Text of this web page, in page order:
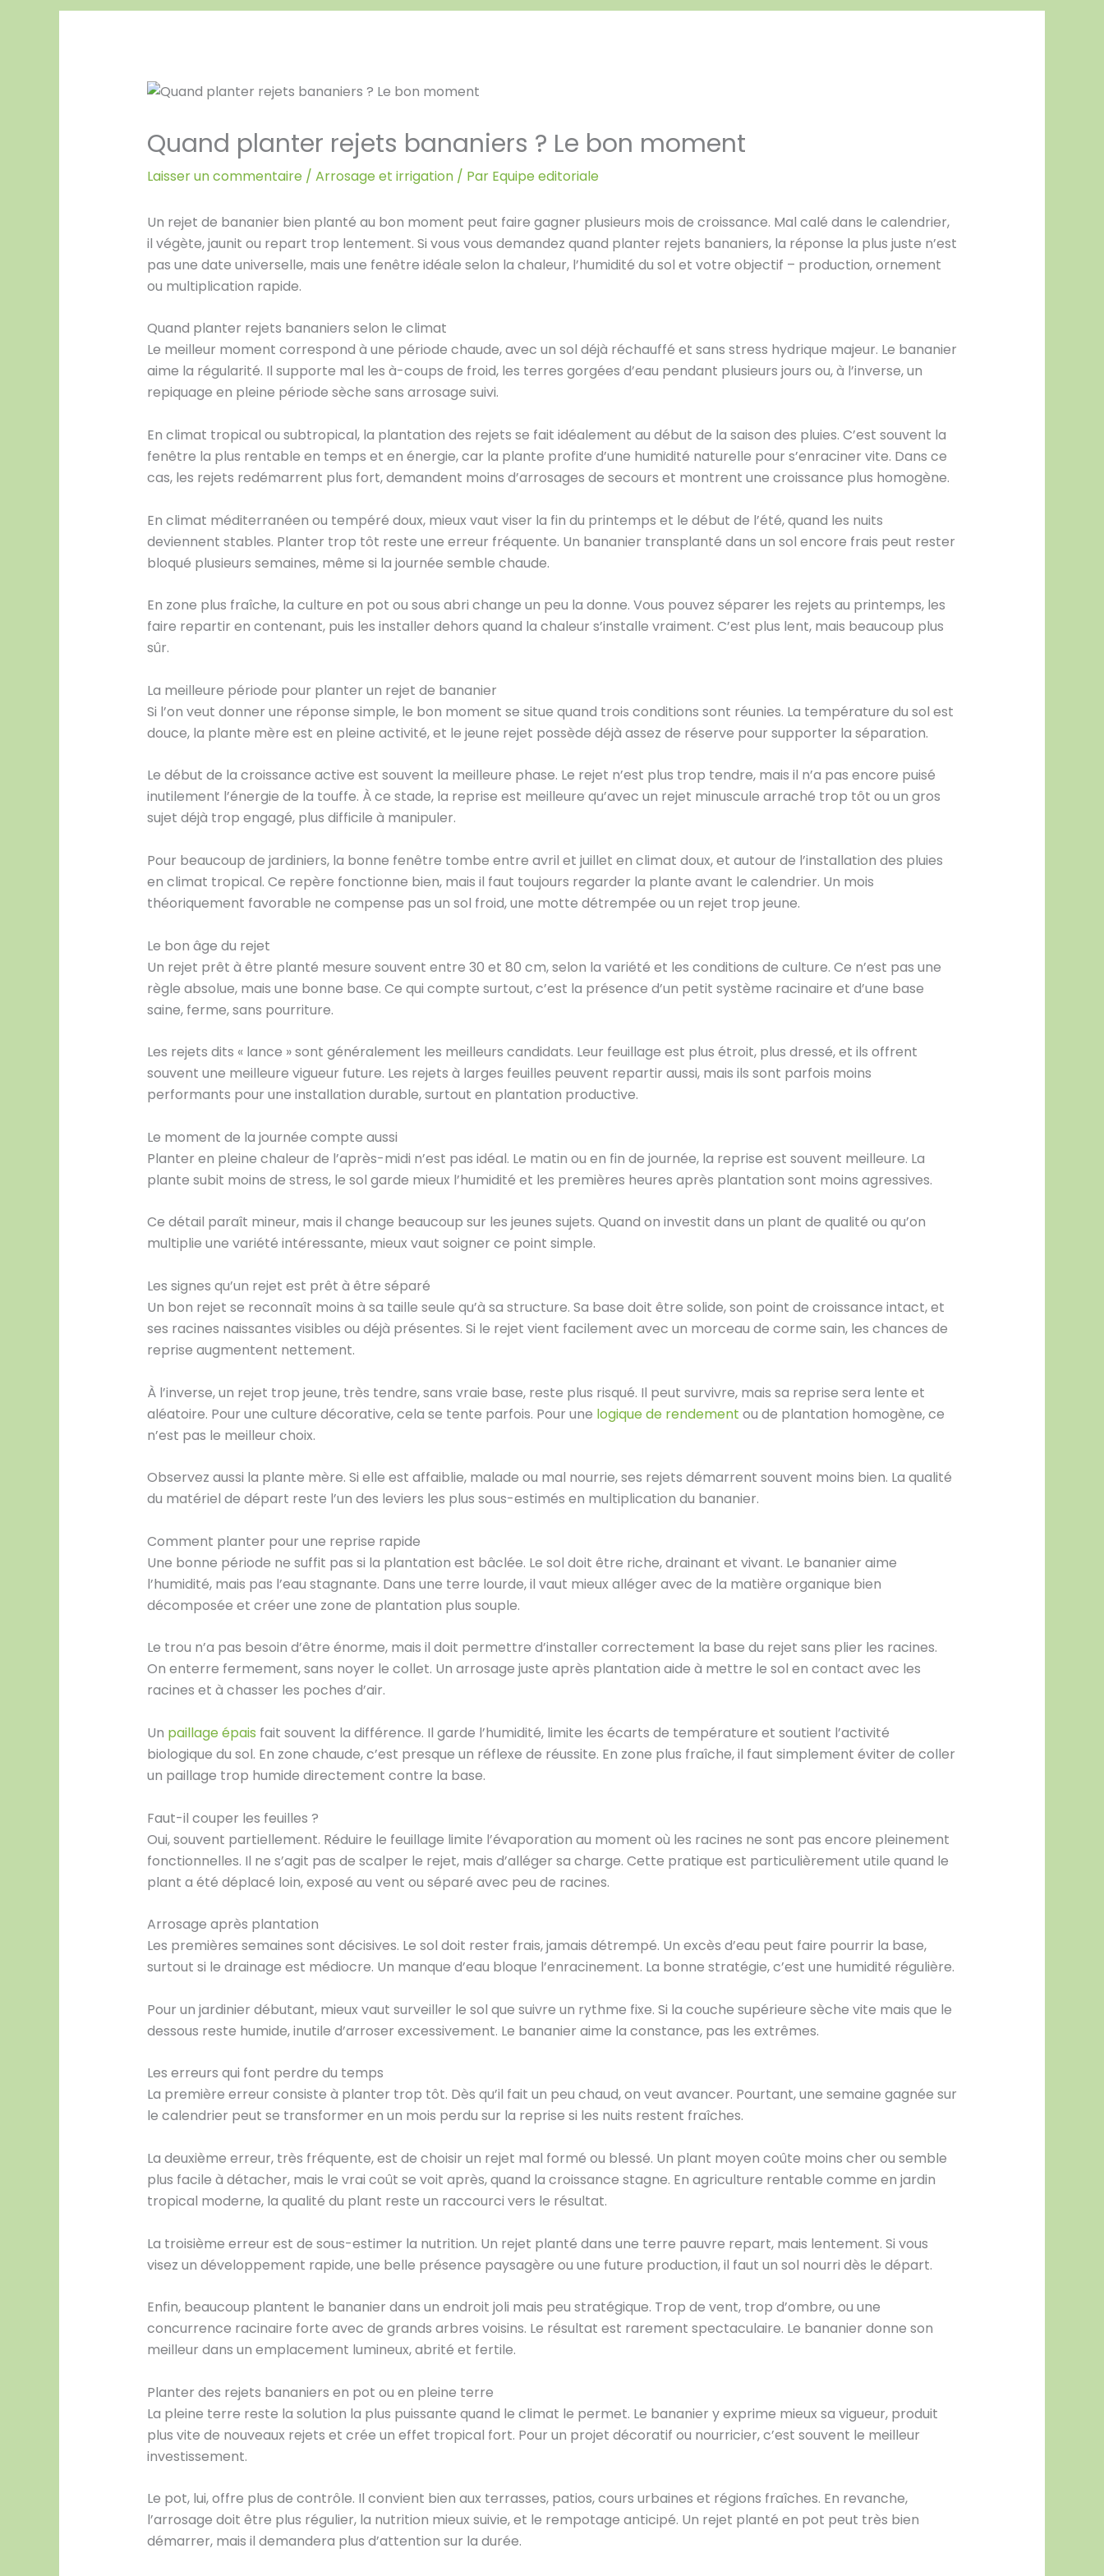
Quand planter rejets bananiers ? Le bon moment
Laisser un commentaire / Arrosage et irrigation/ Par Equipe editoriale
Un rejet de bananier bien planté au bon moment peut faire gagner plusieurs mois de croissance. Mal calé dans le calendrier,
il végète, jaunit ou repart trop lentement. Si vous vous demandez quand planter rejets bananiers, la réponse la plus juste n’est
pas une date universelle, mais une fenêtre idéale selon la chaleur, l’humidité du sol et votre objectif – production, ornement
ou multiplication rapide.
Quand planter rejets bananiers selon le climat
Le meilleur moment correspond à une période chaude, avec un sol déjà réchauffé et sans stress hydrique majeur. Le bananier
aime la régularité. Il supporte mal les à-coups de froid, les terres gorgées d’eau pendant plusieurs jours ou, à l’inverse, un
repiquage en pleine période sèche sans arrosage suivi.
En climat tropical ou subtropical, la plantation des rejets se fait idéalement au début de la saison des pluies. C’est souvent la
fenêtre la plus rentable en temps et en énergie, car la plante profite d’une humidité naturelle pour s’enraciner vite. Dans ce
cas, les rejets redémarrent plus fort, demandent moins d’arrosages de secours et montrent une croissance plus homogène.
En climat méditerranéen ou tempéré doux, mieux vaut viser la fin du printemps et le début de l’été, quand les nuits
deviennent stables. Planter trop tôt reste une erreur fréquente. Un bananier transplanté dans un sol encore frais peut rester
bloqué plusieurs semaines, même si la journée semble chaude.
En zone plus fraîche, la culture en pot ou sous abri change un peu la donne. Vous pouvez séparer les rejets au printemps, les
faire repartir en contenant, puis les installer dehors quand la chaleur s’installe vraiment. C’est plus lent, mais beaucoup plus
sûr.
La meilleure période pour planter un rejet de bananier
Si l’on veut donner une réponse simple, le bon moment se situe quand trois conditions sont réunies. La température du sol est
douce, la plante mère est en pleine activité, et le jeune rejet possède déjà assez de réserve pour supporter la séparation.
Le début de la croissance active est souvent la meilleure phase. Le rejet n’est plus trop tendre, mais il n’a pas encore puisé
inutilement l’énergie de la touffe. À ce stade, la reprise est meilleure qu’avec un rejet minuscule arraché trop tôt ou un gros
sujet déjà trop engagé, plus difficile à manipuler.
Pour beaucoup de jardiniers, la bonne fenêtre tombe entre avril et juillet en climat doux, et autour de l’installation des pluies
en climat tropical. Ce repère fonctionne bien, mais il faut toujours regarder la plante avant le calendrier. Un mois
théoriquement favorable ne compense pas un sol froid, une motte détrempée ou un rejet trop jeune.
Le bon âge du rejet
Un rejet prêt à être planté mesure souvent entre 30 et 80 cm, selon la variété et les conditions de culture. Ce n’est pas une
règle absolue, mais une bonne base. Ce qui compte surtout, c’est la présence d’un petit système racinaire et d’une base
saine, ferme, sans pourriture.
Les rejets dits « lance » sont généralement les meilleurs candidats. Leur feuillage est plus étroit, plus dressé, et ils offrent
souvent une meilleure vigueur future. Les rejets à larges feuilles peuvent repartir aussi, mais ils sont parfois moins
performants pour une installation durable, surtout en plantation productive.
Le moment de la journée compte aussi
Planter en pleine chaleur de l’après-midi n’est pas idéal. Le matin ou en fin de journée, la reprise est souvent meilleure. La
plante subit moins de stress, le sol garde mieux l’humidité et les premières heures après plantation sont moins agressives.
Ce détail paraît mineur, mais il change beaucoup sur les jeunes sujets. Quand on investit dans un plant de qualité ou qu’on
multiplie une variété intéressante, mieux vaut soigner ce point simple.
Les signes qu’un rejet est prêt à être séparé
Un bon rejet se reconnaît moins à sa taille seule qu’à sa structure. Sa base doit être solide, son point de croissance intact, et
ses racines naissantes visibles ou déjà présentes. Si le rejet vient facilement avec un morceau de corme sain, les chances de
reprise augmentent nettement.
À l’inverse, un rejet trop jeune, très tendre, sans vraie base, reste plus risqué. Il peut survivre, mais sa reprise sera lente et
aléatoire. Pour une culture décorative, cela se tente parfois. Pour une logique de rendement ou de plantation homogène, ce
n’est pas le meilleur choix.
Observez aussi la plante mère. Si elle est affaiblie, malade ou mal nourrie, ses rejets démarrent souvent moins bien. La qualité
du matériel de départ reste l’un des leviers les plus sous-estimés en multiplication du bananier.
Comment planter pour une reprise rapide
Une bonne période ne suffit pas si la plantation est bâclée. Le sol doit être riche, drainant et vivant. Le bananier aime
l’humidité, mais pas l’eau stagnante. Dans une terre lourde, il vaut mieux alléger avec de la matière organique bien
décomposée et créer une zone de plantation plus souple.
Le trou n’a pas besoin d’être énorme, mais il doit permettre d’installer correctement la base du rejet sans plier les racines.
On enterre fermement, sans noyer le collet. Un arrosage juste après plantation aide à mettre le sol en contact avec les
racines et à chasser les poches d’air.
Un paillage épais fait souvent la différence. Il garde l’humidité, limite les écarts de température et soutient l’activité
biologique du sol. En zone chaude, c’est presque un réflexe de réussite. En zone plus fraîche, il faut simplement éviter de coller
un paillage trop humide directement contre la base.
Faut-il couper les feuilles ?
Oui, souvent partiellement. Réduire le feuillage limite l’évaporation au moment où les racines ne sont pas encore pleinement
fonctionnelles. Il ne s’agit pas de scalper le rejet, mais d’alléger sa charge. Cette pratique est particulièrement utile quand le
plant a été déplacé loin, exposé au vent ou séparé avec peu de racines.
Arrosage après plantation
Les premières semaines sont décisives. Le sol doit rester frais, jamais détrempé. Un excès d’eau peut faire pourrir la base,
surtout si le drainage est médiocre. Un manque d’eau bloque l’enracinement. La bonne stratégie, c’est une humidité régulière.
Pour un jardinier débutant, mieux vaut surveiller le sol que suivre un rythme fixe. Si la couche supérieure sèche vite mais que le
dessous reste humide, inutile d’arroser excessivement. Le bananier aime la constance, pas les extrêmes.
Les erreurs qui font perdre du temps
La première erreur consiste à planter trop tôt. Dès qu’il fait un peu chaud, on veut avancer. Pourtant, une semaine gagnée sur
le calendrier peut se transformer en un mois perdu sur la reprise si les nuits restent fraîches.
La deuxième erreur, très fréquente, est de choisir un rejet mal formé ou blessé. Un plant moyen coûte moins cher ou semble
plus facile à détacher, mais le vrai coût se voit après, quand la croissance stagne. En agriculture rentable comme en jardin
tropical moderne, la qualité du plant reste un raccourci vers le résultat.
La troisième erreur est de sous-estimer la nutrition. Un rejet planté dans une terre pauvre repart, mais lentement. Si vous
visez un développement rapide, une belle présence paysagère ou une future production, il faut un sol nourri dès le départ.
Enfin, beaucoup plantent le bananier dans un endroit joli mais peu stratégique. Trop de vent, trop d’ombre, ou une
concurrence racinaire forte avec de grands arbres voisins. Le résultat est rarement spectaculaire. Le bananier donne son
meilleur dans un emplacement lumineux, abrité et fertile.
Planter des rejets bananiers en pot ou en pleine terre
La pleine terre reste la solution la plus puissante quand le climat le permet. Le bananier y exprime mieux sa vigueur, produit
plus vite de nouveaux rejets et crée un effet tropical fort. Pour un projet décoratif ou nourricier, c’est souvent le meilleur
investissement.
Le pot, lui, offre plus de contrôle. Il convient bien aux terrasses, patios, cours urbaines et régions fraîches. En revanche,
l’arrosage doit être plus régulier, la nutrition mieux suivie, et le rempotage anticipé. Un rejet planté en pot peut très bien
démarrer, mais il demandera plus d’attention sur la durée.